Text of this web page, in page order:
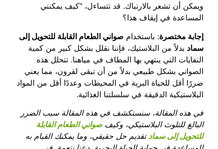
ويمكن أن تشعر بالارتباك. قد تتساءل، "كيف يمكنني
المساعدة في إيقاف هذا؟
إجابة مختصرة: باستخدام صواني الطعام القابلة للتحويل إلى
سماد بدلاً من البلاستيك، فإننا نقلل بشكل كبير من كمية
النفايات التي ينتهي بها المطاف في مياهنا. تتحلل هذه
الصواني بشكل طبيعي بدلاً من أن تبقى لقرون، مما يعني
ضررًا أقل للحياة البرية في المحيطات وعددًا أقل من المواد
البلاستيكية الدقيقة في سلسلتنا الغذائية.
في هذه المقالة، سنستكشف في هذه المقالة سبب الضرر
البالغ للتلوث البلاستيكي، وكيف صواني الطعام القابلة
للتحويل إلى سماد تقديم حل حقيقي، وما يمكنك القيام به